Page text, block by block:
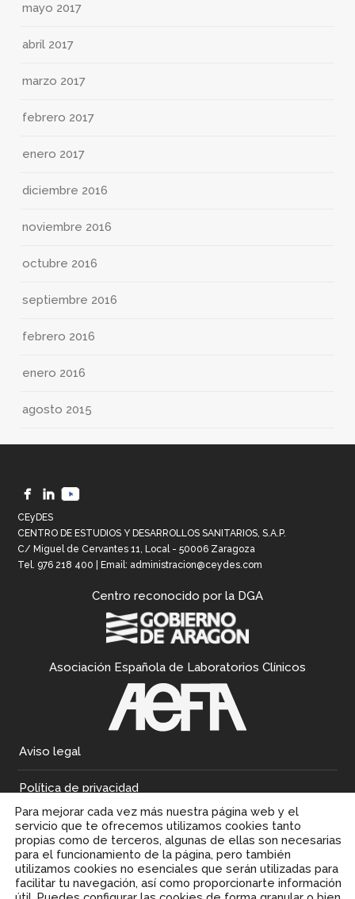
mayo 2017
abril 2017
marzo 2017
febrero 2017
enero 2017
diciembre 2016
noviembre 2016
octubre 2016
septiembre 2016
febrero 2016
enero 2016
agosto 2015
CEyDES
CENTRO DE ESTUDIOS Y DESARROLLOS SANITARIOS, S.A.P.
C/ Miguel de Cervantes 11, Local - 50006 Zaragoza
Tel. 976 218 400 | Email: administracion@ceydes.com
Centro reconocido por la DGA
Asociación Española de Laboratorios Clínicos
Aviso legal
Política de privacidad
Política de cookies
Para mejorar cada vez más nuestra página web y el
servicio que te ofrecemos utilizamos cookies tanto
propias como de terceros, algunas de ellas son necesarias
para el funcionamiento de la página, pero también
utilizamos cookies no esenciales que serán utilizadas para
facilitar tu navegación, así como proporcionarte información